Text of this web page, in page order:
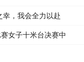
，我会全力以赴
女子十米台决赛中